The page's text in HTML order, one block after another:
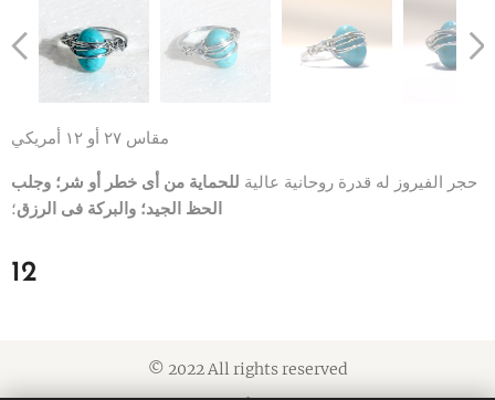
مقاس ٢٧ أو ١٢ أمريكي
حجر الفيروز له قدرة روحانية عالية للحماية من أى خطر أو شر؛ وجلب
الحظ الجيد؛ والبركة فى الرزق؛
12
© 2022 All rights reserved